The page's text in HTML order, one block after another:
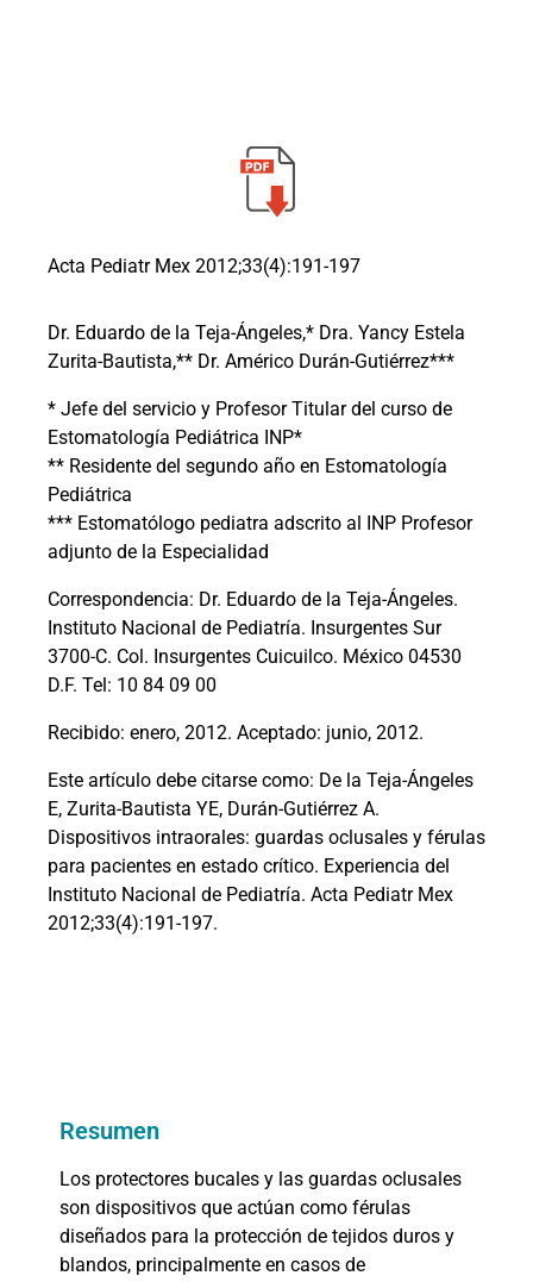
Acta Pediatr Mex 2012;33(4):191-197
Dr. Eduardo de la Teja-Ángeles,* Dra. Yancy Estela
Zurita-Bautista,** Dr. Américo Durán-Gutiérrez***
* Jefe del servicio y Profesor Titular del curso de
Estomatología Pediátrica INP*
** Residente del segundo año en Estomatología
Pediátrica
*** Estomatólogo pediatra adscrito al INP Profesor
adjunto de la Especialidad
Correspondencia: Dr. Eduardo de la Teja-Ángeles.
Instituto Nacional de Pediatría. Insurgentes Sur
3700-C. Col. Insurgentes Cuicuilco. México 04530
D.F. Tel: 10 84 09 00
Recibido: enero, 2012. Aceptado: junio, 2012.
Este artículo debe citarse como: De la Teja-Ángeles
E, Zurita-Bautista YE, Durán-Gutiérrez A.
Dispositivos intraorales: guardas oclusales y férulas
para pacientes en estado crítico. Experiencia del
Instituto Nacional de Pediatría. Acta Pediatr Mex
2012;33(4):191-197.
Resumen
Los protectores bucales y las guardas oclusales
son dispositivos que actúan como férulas
diseñados para la protección de tejidos duros y
blandos, principalmente en casos de